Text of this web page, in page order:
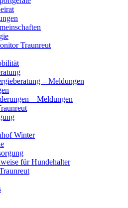
Traunreut
– Meldungen
– Meldungen
Winter
für Hundehalter